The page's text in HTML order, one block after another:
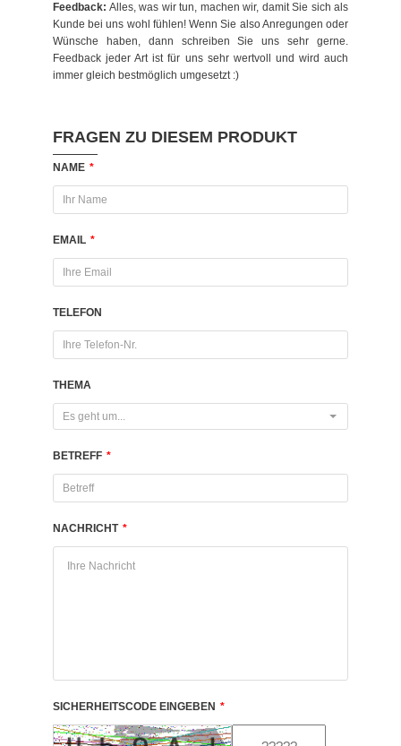
FRAGEN ZU DIESEM PRODUKT
NAME *
EMAIL *
TELEFON
THEMA
Es geht um...
BETREFF *
NACHRICHT *
SICHERHEITSCODE EINGEBEN *
Feedback: Alles, was wir tun, machen wir, damit Sie sich als
Kunde bei uns wohl fühlen! Wenn Sie also Anregungen oder
Wünsche haben, dann schreiben Sie uns sehr gerne.
Feedback jeder Art ist für uns sehr wertvoll und wird auch
immer gleich bestmöglich umgesetzt :)